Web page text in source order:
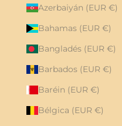
Azerbaiyán (EUR €)
Bahamas (EUR €)
Bangladés (EUR €)
Barbados (EUR €)
Baréin (EUR €)
Bélgica (EUR €)